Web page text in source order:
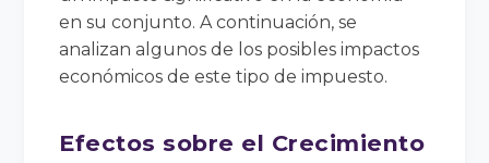
en su conjunto. A continuación, se
analizan algunos de los posibles impactos
económicos de este tipo de impuesto.
Efectos sobre el Crecimiento